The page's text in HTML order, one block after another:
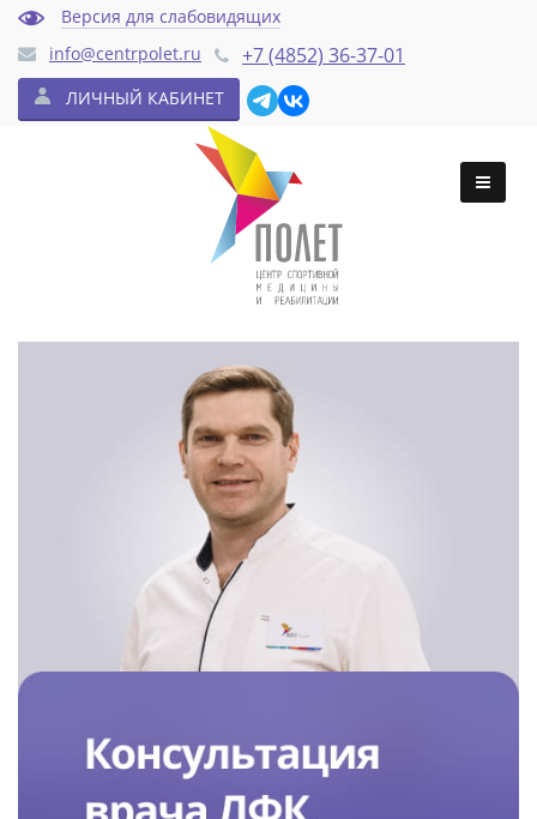
Версия для слабовидящих
info@centrpolet.ru
+7 (4852) 36-37-01
ЛИЧНЫЙ КАБИНЕТ